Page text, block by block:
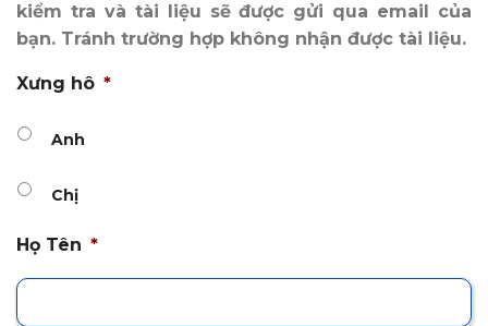
kiểm tra và tài liệu sẽ được gửi qua email của
bạn. Tránh trường hợp không nhận được tài liệu.
Xưng hô *
Anh
Chị
Họ Tên *